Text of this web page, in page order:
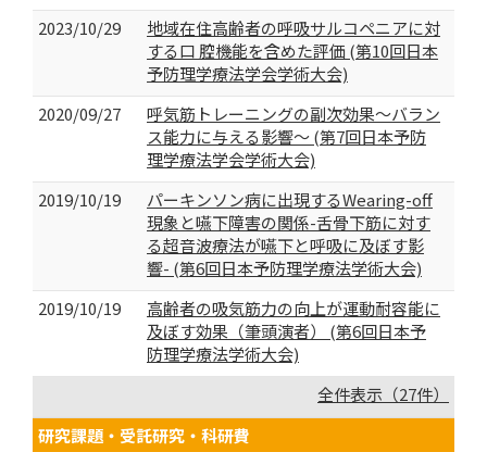
2023/10/29
地域在住高齢者の呼吸サルコペニアに対
する口 腔機能を含めた評価 (第10回日本
予防理学療法学会学術大会)
2020/09/27
呼気筋トレーニングの副次効果～バラン
ス能力に与える影響～ (第7回日本予防
理学療法学会学術大会)
2019/10/19
パーキンソン病に出現するWearing-off
現象と嚥下障害の関係-舌骨下筋に対す
る超音波療法が嚥下と呼吸に及ぼす影
響- (第6回日本予防理学療法学術大会)
2019/10/19
高齢者の吸気筋力の向上が運動耐容能に
及ぼす効果（筆頭演者） (第6回日本予
防理学療法学術大会)
全件表示（27件）
研究課題・受託研究・科研費